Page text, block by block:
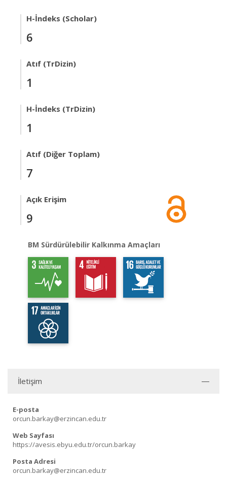
H-İndeks (Scholar)
6
Atıf (TrDizin)
1
H-İndeks (TrDizin)
1
Atıf (Diğer Toplam)
7
Açık Erişim
9
BM Sürdürülebilir Kalkınma Amaçları
İletişim
E-posta
orcun.barkay@erzincan.edu.tr
Web Sayfası
https://avesis.ebyu.edu.tr/orcun.barkay
Posta Adresi
orcun.barkay@erzincan.edu.tr